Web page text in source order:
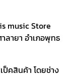
music Store
ลายา อำเภอพุทธ
ป็คสินค้า โดยช่าง